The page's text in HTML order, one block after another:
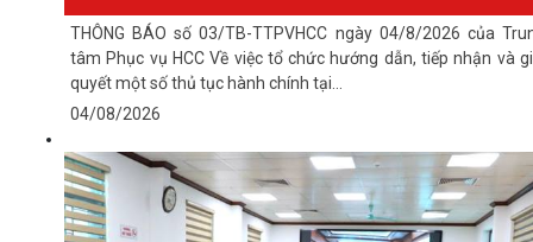
THÔNG BÁO số 03/TB-TTPVHCC ngày 04/8/2026 của
tâm Phục vụ HCC Về việc tổ chức hướng dẫn, tiếp nhận và
quyết một số thủ tục hành chính tại...
04/08/2026